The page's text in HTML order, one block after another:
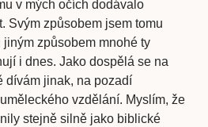
v mých očích dodávalo
Svým způsobem jsem tomu
způsobem mnohé ty
i dnes. Jako dospělá se na
dívám jinak, na pozadí
vzdělání. Myslím, že
stejně silně jako biblické